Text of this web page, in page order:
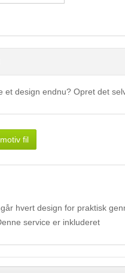
et design endnu? Opret det
fil
hvert design for praktisk
service er inkluderet